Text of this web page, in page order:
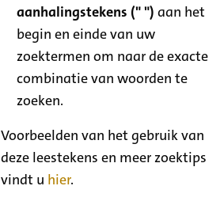
aanhalingstekens (" ") aan het
begin en einde van uw
zoektermen om naar de exacte
combinatie van woorden te
zoeken.
Voorbeelden van het gebruik van
deze leestekens en meer zoektips
vindt u hier.